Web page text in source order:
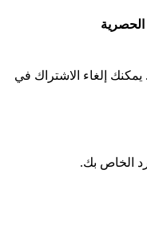
أريد تسويقًا مخصصًا من Logitech. يمكنك إلغاء الاشتراك في
الخاص بك.